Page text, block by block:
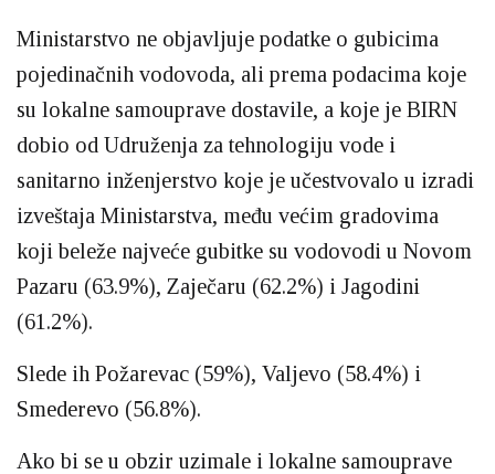
Ministarstvo ne objavljuje podatke o gubicima
pojedinačnih vodovoda, ali prema podacima koje
su lokalne samouprave dostavile, a koje je BIRN
dobio od Udruženja za tehnologiju vode i
sanitarno inženjerstvo koje je učestvovalo u izradi
izveštaja Ministarstva, među većim gradovima
koji beleže najveće gubitke su vodovodi u Novom
Pazaru (63.9%), Zaječaru (62.2%) i Jagodini
(61.2%).
Slede ih Požarevac (59%), Valjevo (58.4%) i
Smederevo (56.8%).
Ako bi se u obzir uzimale i lokalne samouprave